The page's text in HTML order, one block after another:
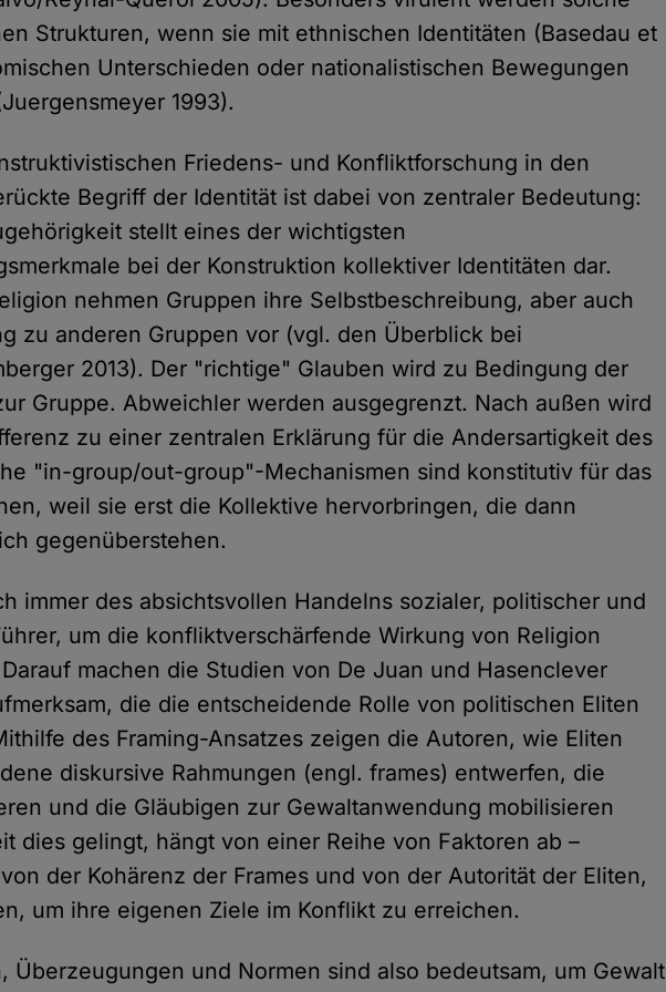
Strukturen, wenn sie mit ethnischen Identitäten (Basedau et
Unterschieden oder nationalistischen Bewegungen
1993).
Friedens- und Konfliktforschung in den
Begriff der Identität ist dabei von zentraler Bedeutung:
stellt eines der wichtigsten
bei der Konstruktion kollektiver Identitäten dar.
nehmen Gruppen ihre Selbstbeschreibung, aber auch
zu anderen Gruppen vor (vgl. den Überblick bei
2013). Der "richtige" Glauben wird zu Bedingung der
Gruppe. Abweichler werden ausgegrenzt. Nach außen wird
zu einer zentralen Erklärung für die Andersartigkeit des
"in-group/out-group"-Mechanismen sind konstitutiv für das
weil sie erst die Kollektive hervorbringen, die dann
gegenüberstehen.
immer des absichtsvollen Handelns sozialer, politischer und
um die konfliktverschärfende Wirkung von Religion
machen die Studien von De Juan und Hasenclever
die die entscheidende Rolle von politischen Eliten
des Framing-Ansatzes zeigen die Autoren, wie Eliten
diskursive Rahmungen (engl. frames) entwerfen, die
und die Gläubigen zur Gewaltanwendung mobilisieren
dies gelingt, hängt von einer Reihe von Faktoren ab –
der Kohärenz der Frames und von der Autorität der Eliten,
um ihre eigenen Ziele im Konflikt zu erreichen.
Überzeugungen und Normen sind also bedeutsam, um Gewalt